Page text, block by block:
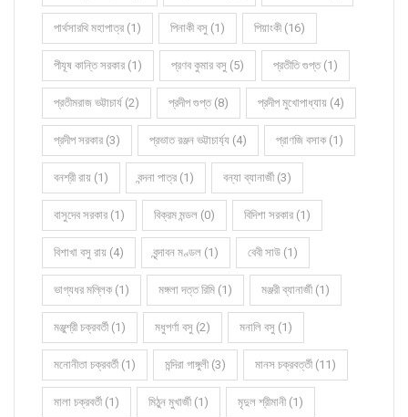
পার্থসারথি মহাপাত্র (1) পিনাকী বসু (1) পিয়াংকী (16)
পীযূষ কান্তি সরকার (1) প্রণব কুমার বসু (5) প্রতীতি গুপ্ত (1)
প্রতীমরাজ ভট্টাচার্য (2) প্রদীপ গুপ্ত (8) প্রদীপ মুখোপাধ্যায় (4)
প্রদীপ সরকার (3) প্রভাত রঞ্জন ভট্টাচার্য্য (4) প্রাণজি বসাক (1)
বনশ্রী রায় (1) বন্দনা পাত্র (1) বন্যা ব্যানার্জী (3)
বাসুদেব সরকার (1) বিক্রম মন্ডল (0) বিদিশা সরকার (1)
বিশাখা বসু রায় (4) বৃন্দাবন মণ্ডল (1) বেবী সাউ (1)
ভাগ্যধর মল্লিক (1) মঙ্গলা দত্ত রিমি (1) মঞ্জরী ব্যানার্জী (1)
মঞ্জুশ্রী চক্রবর্তী (1) মধুপর্ণা বসু (2) মনালি বসু (1)
মনোনীতা চক্রবর্তী (1) মন্দিরা গাঙ্গুলী (3) মানস চক্রবর্ত্তী (11)
মালা চক্রবর্তী (1) মিঠুন মুখার্জী (1) মৃদুল শ্রীমানী (1)